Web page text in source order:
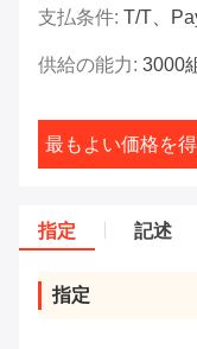
支払条件: T/T、
供給の能力: 3000
最もよい価格を
指定 記述
指定